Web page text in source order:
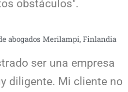
obstáculos".
abogados Merilampi, Finlandia
ser una empresa
diligente. Mi cliente no